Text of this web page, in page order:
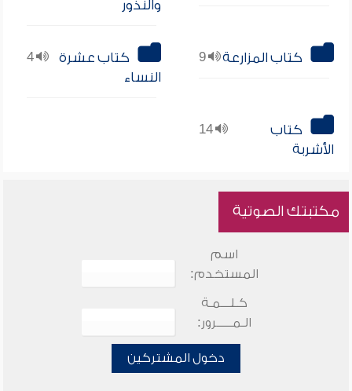
والنذور
9 كتاب المزارعة 4
كتاب عشرة
النساء
14
كتاب
الأشربة
مكتبتك الصوتية
اسم
المستخدم:
كـلـــمـة
الـمـــــرور:
دخول المشتركين